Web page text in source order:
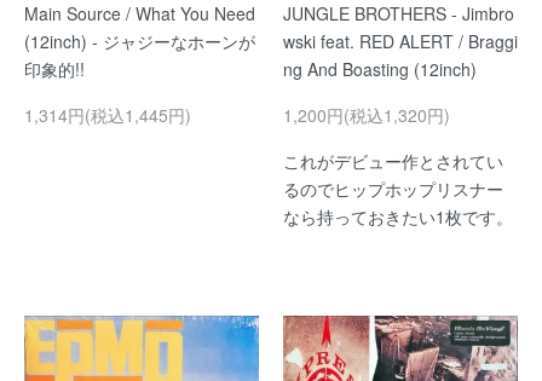
Main Source / What You Need
(12inch) - ジャジーなホーンが
印象的!!
1,314円(税込1,445円)
JUNGLE BROTHERS - Jimbro
wski feat. RED ALERT / Braggi
ng And Boasting (12inch)
1,200円(税込1,320円)
これがデビュー作とされてい
るのでヒップホップリスナー
なら持っておきたい1枚です。